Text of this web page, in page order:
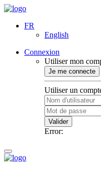
FR
English
Connexion
Utiliser mon
Je me connecte
Utiliser un
Valider
Error: